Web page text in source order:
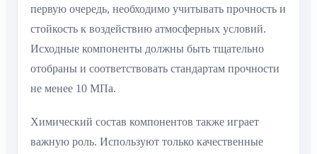
первую очередь, необходимо учитывать прочность и
стойкость к воздействию атмосферных условий.
Исходные компоненты должны быть тщательно
отобраны и соответствовать стандартам прочности
не менее 10 МПа.
Химический состав компонентов также играет
важную роль. Используют только качественные